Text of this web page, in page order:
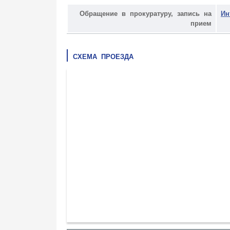
Обращение в прокуратуру, запись на
прием
СХЕМА ПРОЕЗДА